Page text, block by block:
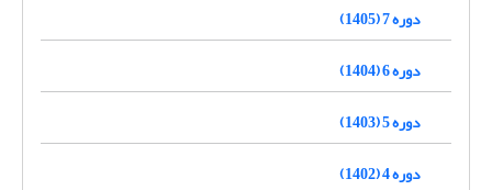
دوره 7 (1405)
دوره 6 (1404)
دوره 5 (1403)
دوره 4 (1402)